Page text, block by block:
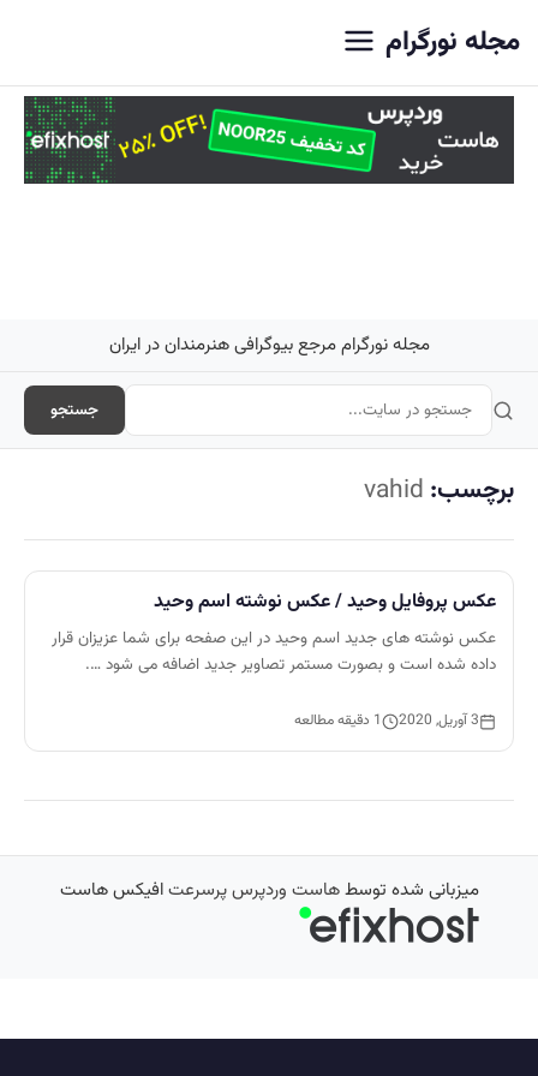
مجله نورگرام
مجله نورگرام مرجع بیوگرافی هنرمندان در ایران
جستجو
برچسب: vahid
عکس پروفایل وحید / عکس نوشته اسم وحید
عکس نوشته های جدید اسم وحید در این صفحه برای شما عزیزان قرار
داده شده است و بصورت مستمر تصاویر جدید اضافه می شود ….
3 آوریل, 2020 1 دقیقه مطالعه
میزبانی شده توسطهاست وردپرس پرسرعتافیکس هاست